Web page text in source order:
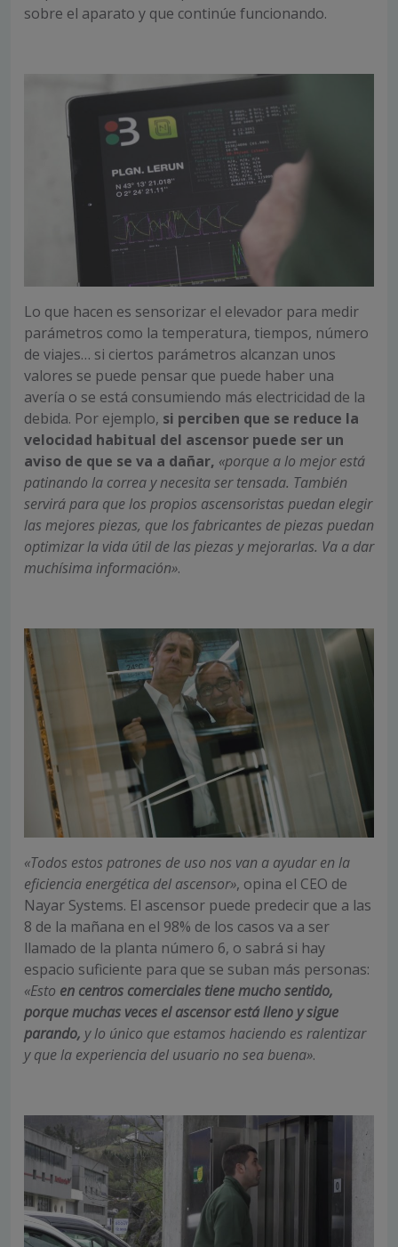
sobre el aparato y que continúe funcionando.
Lo que hacen es sensorizar el elevador para medir
parámetros como la temperatura, tiempos, número
de viajes… si ciertos parámetros alcanzan unos
valores se puede pensar que puede haber una
avería o se está consumiendo más electricidad de la
debida. Por ejemplo, si perciben que se reduce la
velocidad habitual del ascensor puede ser un
aviso de que se va a dañar, «porque a lo mejor está
patinando la correa y necesita ser tensada. También
servirá para que los propios ascensoristas puedan elegir
las mejores piezas, que los fabricantes de piezas puedan
optimizar la vida útil de las piezas y mejorarlas. Va a dar
muchísima información».
«Todos estos patrones de uso nos van a ayudar en la
eficiencia energética del ascensor», opina el CEO de
Nayar Systems. El ascensor puede predecir que a las
8 de la mañana en el 98% de los casos va a ser
llamado de la planta número 6, o sabrá si hay
espacio suficiente para que se suban más personas:
«Esto en centros comerciales tiene mucho sentido,
porque muchas veces el ascensor está lleno y sigue
parando, y lo único que estamos haciendo es ralentizar
y que la experiencia del usuario no sea buena».